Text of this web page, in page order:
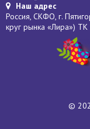
Наш адрес
Россия, СКФО, г.
круг рынка «Лира») ТК
©